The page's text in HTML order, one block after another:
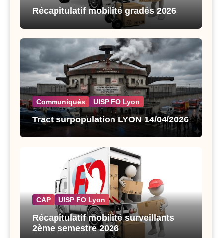
Récapitulatif mobilité gradés 2026
Communiqués UISP FO Lyon
Tract surpopulation LYON 14/04/2026
CAP UISP FO Lyon
Récapitulatif mobilité surveillants
2ème semestre 2026